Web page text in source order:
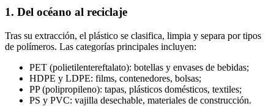
1. Del océano al reciclaje
Tras su extracción, el plástico se clasifica, limpia y separa por tipos
de polímeros. Las categorías principales incluyen:
PET (polietilentereftalato): botellas y envases de bebidas;
HDPE y LDPE: films, contenedores, bolsas;
PP (polipropileno): tapas, plásticos domésticos, textiles;
PS y PVC: vajilla desechable, materiales de construcción.